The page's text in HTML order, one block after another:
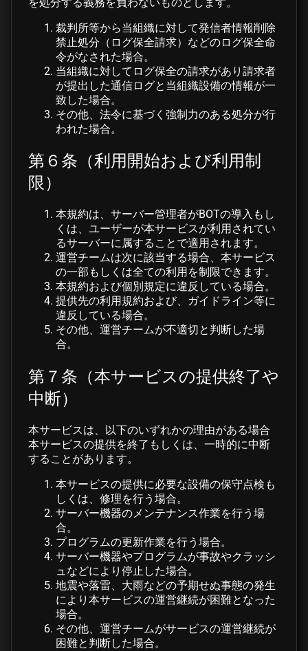
裁判所等から当組織に対して発信者情報削除
禁止処分（ログ保全請求）などのログ保全命
令がなされた場合。
当組織に対してログ保全の請求があり請求者
が提出した通信ログと当組織設備の情報が一
致した場合。
その他、法令に基づく強制力のある処分が行
われた場合。
第６条（利用開始および利用制
限）
本規約は、サーバー管理者がBOTの導入もし
くは、ユーザーが本サービスが利用されてい
るサーバーに属することで適用されます。
運営チームは次に該当する場合、本サービス
の一部もしくは全ての利用を制限できます。
本規約および個別規定に違反している場合。
提供先の利用規約および、ガイドライン等に
違反している場合。
その他、運営チームが不適切と判断した場
合。
第７条（本サービスの提供終了や
中断）
本サービスは、以下のいずれかの理由がある場合
本サービスの提供を終了もしくは、一時的に中断
することがあります。
本サービスの提供に必要な設備の保守点検も
しくは、修理を行う場合。
サーバー機器のメンテナンス作業を行う場
合。
プログラムの更新作業を行う場合。
サーバー機器やプログラムが事故やクラッシ
ュなどにより停止した場合。
地震や落雷、大雨などの予期せぬ事態の発生
により本サービスの運営継続が困難となった
場合。
その他、運営チームがサービスの運営継続が
困難と判断した場合。